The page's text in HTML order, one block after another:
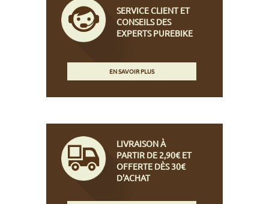
SERVICE CLIENT ET
CONSEILS DES
EXPERTS PUREBIKE
EN SAVOIR PLUS
LIVRAISON À
PARTIR DE 2,90€ ET
OFFERTE DÈS 30€
D'ACHAT